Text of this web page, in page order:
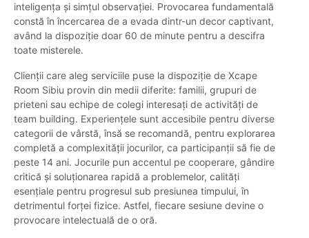
inteligența și simțul observației. Provocarea fundamentală
constă în încercarea de a evada dintr-un decor captivant,
având la dispoziție doar 60 de minute pentru a descifra
toate misterele.
Clienții care aleg serviciile puse la dispoziție de Xcape
Room Sibiu provin din medii diferite: familii, grupuri de
prieteni sau echipe de colegi interesați de activități de
team building. Experiențele sunt accesibile pentru diverse
categorii de vârstă, însă se recomandă, pentru explorarea
completă a complexității jocurilor, ca participanții să fie de
peste 14 ani. Jocurile pun accentul pe cooperare, gândire
critică și soluționarea rapidă a problemelor, calități
esențiale pentru progresul sub presiunea timpului, în
detrimentul forței fizice. Astfel, fiecare sesiune devine o
provocare intelectuală de o oră.